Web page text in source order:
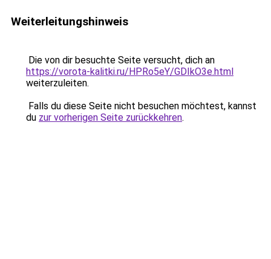
Weiterleitungshinweis
Die von dir besuchte Seite versucht, dich an
https://vorota-kalitki.ru/HPRo5eY/GDIkO3e.html
weiterzuleiten.
Falls du diese Seite nicht besuchen möchtest, kannst
du zur vorherigen Seite zurückkehren.